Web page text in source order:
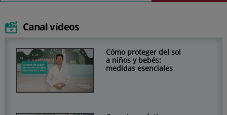
Canal vídeos
Cómo proteger del sol
a niños y bebés:
medidas esenciales